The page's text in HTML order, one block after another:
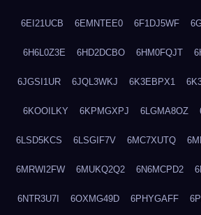
6EI21UCB 6EMNTEE0 6F1DJ5WF
6H6L0Z3E 6HD2DCBO 6HM0FQJT
6JGSI1UR 6JQL3WKJ 6K3EBPX1
6KOOILKY 6KPMGXPJ 6LGMA8OZ
6LSD5KCS 6LSGIF7V 6MC7XUTQ
6MRWI2FW 6MUKQ2Q2 6N6MCPD2
6NTR3U7I 6OXMG49D 6PHYGAFF